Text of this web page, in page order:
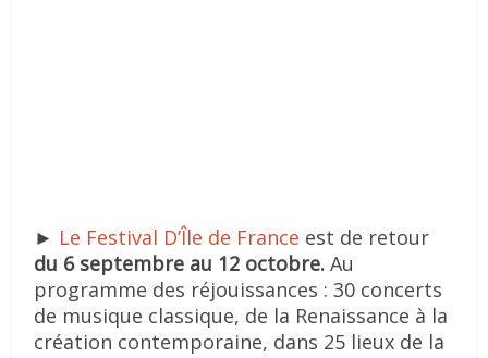
► Le Festival D’Île de France est de retour
du 6 septembre au 12 octobre. Au
programme des réjouissances : 30 concerts
de musique classique, de la Renaissance à la
création contemporaine, dans 25 lieux de la